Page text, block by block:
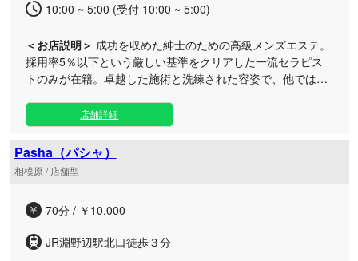
10:00 ~ 5:00 (受付 10:00 ~ 5:00)
＜お店説明＞ 成功を収めた紳士のための高級メンズエステ。
採用率5％以下という厳しい基準をクリアした一流セラピス
トのみが在籍。卓越した施術と洗練された容姿で、他では味
トの美しさとプロフェッショナルとしての確かな技術力を徹
底的に追求した、特別な空間です。 デビューを迎えるのは、
厳しい研修を重ねて施術レベルを極限まで高めた選りすぐり
の精鋭たちのみ。その高い完成度と、細部まで行き届いたお
もてなしをぜひご体感ください。一般のサロンでは決して表
される贅沢なひとときをお約束いたします。 銀座本店、北新
す。日常の喧騒を離れ、至高のプライベートタイムをお過ご
店舗詳細
Pasha（パシャ）
相模原 / 店舗型
70分 / ￥10,000
JR淵野辺駅北口徒歩３分